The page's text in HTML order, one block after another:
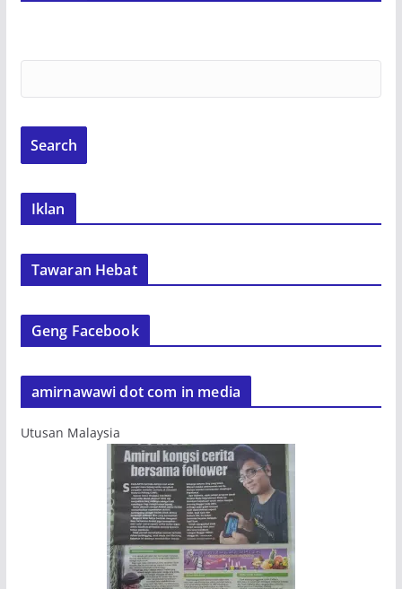
Iklan
Tawaran Hebat
Geng Facebook
amirnawawi dot com in media
Utusan Malaysia